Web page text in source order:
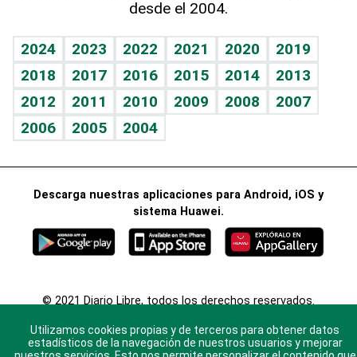
Vida y familia
Eñe
Celebrando la vida
Sin complejos
En pocas palabras
Escuchando al corazón
Economía Personal
TBT Deportivo
Guía del dinero
Horóscopos
Crucigramas
desde el 2004.
2024 2023 2022 2021 2020
2019
2018
2017 2016 2015 2014
2013
2012
2011 2010 2009 2008
2007
2006
2005 2004
Descarga nuestras aplicaciones para Android, iOS y
sistema Huawei.
© 2021 Diario Libre, todos los derechos reservados.
nosotros y conoce más sobre Diario Libre
Utilizamos cookies propias y de terceros para obtener datos
estadísticos de la navegación de nuestros usuarios y mejorar